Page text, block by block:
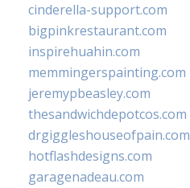
cinderella-support.com
bigpinkrestaurant.com
inspirehuahin.com
memmingerspainting.com
jeremypbeasley.com
thesandwichdepotcos.com
drgiggleshouseofpain.com
hotflashdesigns.com
garagenadeau.com